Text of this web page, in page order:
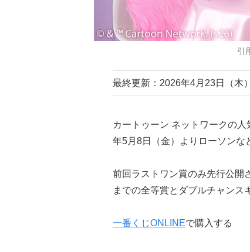
引
最終更新：2026年4月23日（木）
カートゥーン ネットワークの
年5月8日（金）よりローソンな
前回ラストワン賞のみ先行公開
までの全等賞とダブルチャンス
一番くじONLINEで購入する